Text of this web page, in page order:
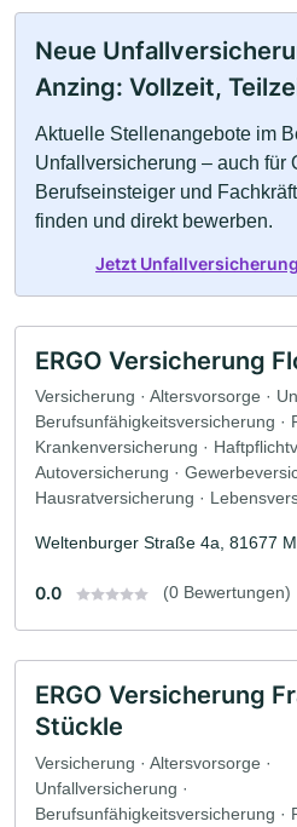
Neue
Anzing: Vollzeit,
Aktuelle Stellenangebote im
Unfallversicherung – auch für
Berufseinsteiger und
finden und direkt bewerben.
Jetzt
ERGO Versicherung
Versicherung · Altersvorsorge ·
Berufsunfähigkeitsversicherung ·
Krankenversicherung ·
Autoversicherung ·
Hausratversicherung ·
Weltenburger Straße 4a, 81677
0.0 (0 Bewertungen)
ERGO Versicherung
Stückle
Versicherung · Altersvorsorge ·
Unfallversicherung ·
Berufsunfähigkeitsversicherung ·